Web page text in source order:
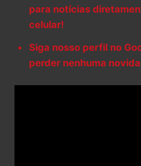
para notícias
celular!
Siga nosso perfil no
perder nenhuma